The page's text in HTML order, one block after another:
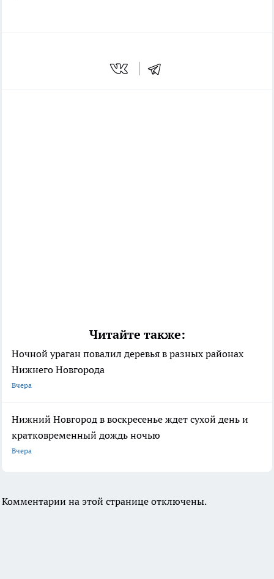
Читайте также:
Ночной ураган повалил деревья в разных районах
Нижнего Новгорода
Вчера
Нижний Новгород в воскресенье ждет сухой день и
кратковременный дождь ночью
Вчера
Комментарии на этой странице отключены.